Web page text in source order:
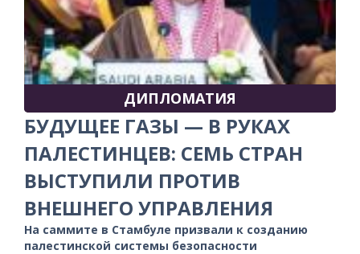
ДИПЛОМАТИЯ
БУДУЩЕЕ ГАЗЫ — В РУКАХ
ПАЛЕСТИНЦЕВ: СЕМЬ СТРАН
ВЫСТУПИЛИ ПРОТИВ
ВНЕШНЕГО УПРАВЛЕНИЯ
На саммите в Стамбуле призвали к созданию
палестинской системы безопасности